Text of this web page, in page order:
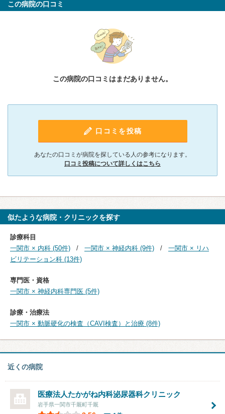
この病院の口コミ
この病院の口コミはまだありません。
口コミを投稿
あなたの口コミが病院を探している人の参考になります。
口コミ投稿について詳しくはこちら
似たような病院・クリニックを探す
診療科目
一関市 × 内科 (50件)
一関市 × 神経内科 (9件)
一関市 × リハ
ビリテーション科 (13件)
専門医・資格
一関市 × 神経内科専門医 (5件)
診療・治療法
一関市 × 動脈硬化の検査（CAVI検査）と治療 (8件)
近くの病院
医療法人たかがね内科泌尿器科クリニック
岩手県一関市千厩町千厩